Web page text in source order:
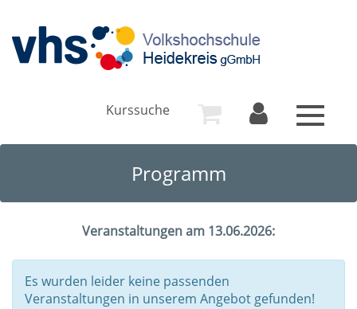
Kurssuche
Toggle
Programm
Veranstaltungen am 13.06.2026:
Es wurden leider keine passenden
Veranstaltungen in unserem Angebot gefunden!